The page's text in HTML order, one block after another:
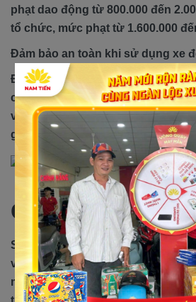
phạt dao động từ 800.000 đến
tổ chức, mức phạt từ 1.600.000
Đảm bảo an toàn khi sử dụng xe
Độ xe không chỉ là thay đổi ngoại
cao trải nghiệm lái. Tuy nhiên,
và chiếc xe vẫn vận hành ổn định
gây ảnh hướng đến người tham
Có nên độ xe
Sirius 50cc là sự kết hợp hoàn
và công nghệ. Việc độ xe không
mà còn có thể gây ra nhiều hậu